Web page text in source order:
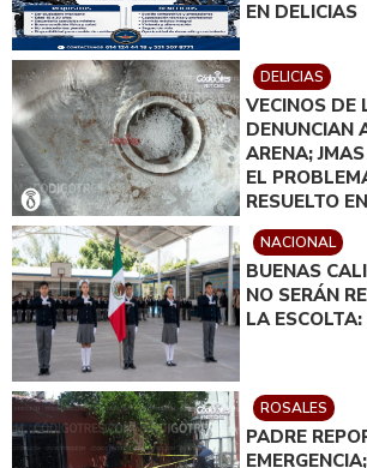
EN DELICIAS
DELICIAS
VECINOS DE
DENUNCIAN
ARENA;
EL
RESUELTO
HORAS
NACIONAL
BUENAS
NO SERÁN
LA ESCOLTA:
ROSALES
PADRE